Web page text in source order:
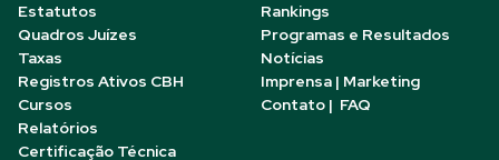
Estatutos
Quadros Juízes
Taxas
Registros Ativos CBH
Cursos
Relatórios
Certificação Técnica
Rankings
Programas e Resultados
Notícias
Imprensa | Marketing
Contato | FAQ